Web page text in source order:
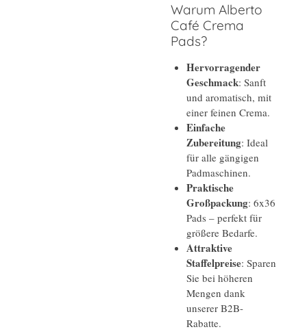
Warum Alberto
Café Crema
Pads?
Hervorragender
Geschmack: Sanft
und aromatisch, mit
einer feinen Crema.
Einfache
Zubereitung: Ideal
für alle gängigen
Padmaschinen.
Praktische
Großpackung: 6x36
Pads – perfekt für
größere Bedarfe.
Attraktive
Staffelpreise: Sparen
Sie bei höheren
Mengen dank
unserer B2B-
Rabatte.